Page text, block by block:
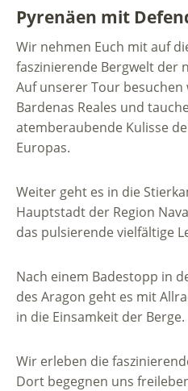
Pyrenäen mit
Wir nehmen Euch mit auf
faszinierende Bergwelt der
Auf unserer Tour
Bardenas Reales und
atemberaubende Kulisse
Europas.
Weiter geht es in die
Hauptstadt der Region
das pulsierende vielfältige
Nach einem Badestopp in
des Aragon geht es mit
in die Einsamkeit der Berge.
Wir erleben die
Dort begegnen uns